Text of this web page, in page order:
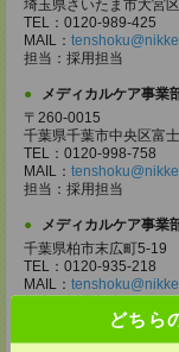
どちら
埼玉県さいたま市大宮
TEL：0120-989-425
MAIL：
担当：採用担当
メディカルケア事
〒260-0015
千葉県千葉市中央区富
TEL：0120-998-758
MAIL：
担当：採用担当
メディカルケア事
千葉県柏市末広町5-
TEL：0120-935-218
MAIL：